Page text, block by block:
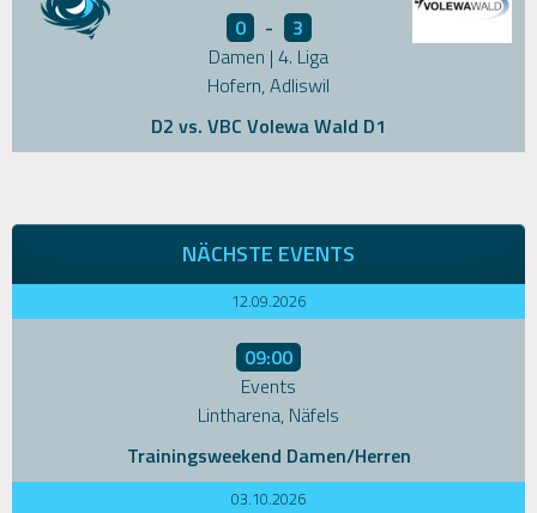
0 -
3
Damen | 4. Liga
Hofern, Adliswil
D2 vs. VBC Volewa Wald D1
NÄCHSTE EVENTS
12.09.2026
09:00
Events
Lintharena, Näfels
Trainingsweekend Damen/Herren
03.10.2026